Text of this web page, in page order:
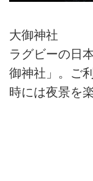
大御神社
ラグビーの日
御神社」。ご
時には夜景を